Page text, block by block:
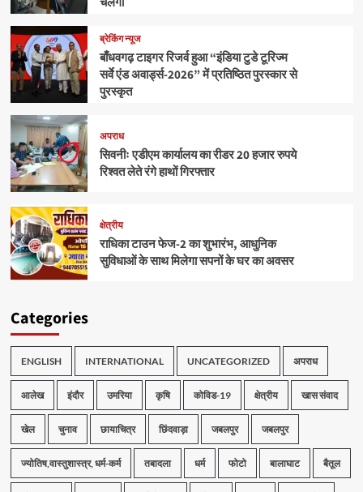
ब्रेकिंग न्यूज
बाँधवगढ़ टाइगर रिजर्व हुआ “इंडिया टुडे टूरिज्म
सर्वे एंड अवार्ड्स-2026” में प्रतिष्ठित पुरस्कार से
पुरस्कृत
अपराध
सिवनीः एडीएम कार्यालय का रीडर 20 हजार रुपये
रिश्वत लेते रंगे हाथों गिरफ्तार
क्षेत्रीय
राधिका टाउन फेज-2 का शुभारंभ, आधुनिक
सुविधाओं के साथ मिलेगा सपनों के घर का अवसर
Categories
ENGLISH INTERNATIONAL UNCATEGORIZED अपराध
आलेख इंदौर उमरिया कृषि कोविड-19 क्षेत्रीय खास संवाद
खेल चुनाव छायाचित्र छिंदवाड़ा जबलपुर जबलपुर
ज्योतिष,वास्तुशास्त्र, धर्म-कर्म तबादला धर्म फोटो बालाघाट बैतूल